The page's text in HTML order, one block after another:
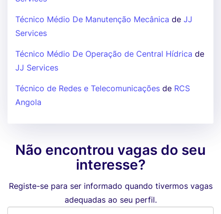
Técnico Médio De Manutenção Mecânica de JJ
Services
Técnico Médio De Operação de Central Hídrica de
JJ Services
Técnico de Redes e Telecomunicações de RCS
Angola
Não encontrou vagas do seu
interesse?
Registe-se para ser informado quando tivermos vagas
adequadas ao seu perfil.